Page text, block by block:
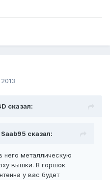
сказал:
сказал:
него металлическую
вышки. В горшок
у вас будет